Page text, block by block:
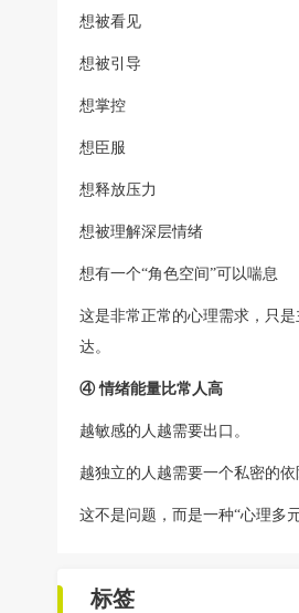
想被看见
想被引导
想掌控
想臣服
想释放压力
想被理解深层情绪
想有一个“角色空间”可以喘息
这是非常正常的心理需求，只
达。
④ 情绪能量比常人高
越敏感的人越需要出口。
越独立的人越需要一个私密的依
这不是问题，而是一种“心理多
标签